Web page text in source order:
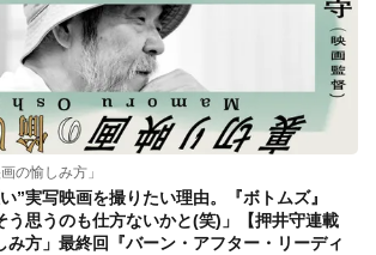
の愉しみ方」
”実写映画を撮りたい理由。『ボトムズ』
う思うのも仕方ないかと(笑)」【押井守連載
み方」最終回『バーン・アフター・リーディ